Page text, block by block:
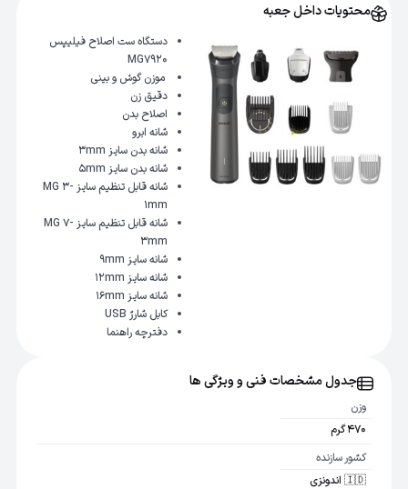
محتویات داخل جعبه
دستگاه ست اصلاح فیلیپس
MG7920
موزن گوش و بینی
دقیق زن
اصلاح بدن
شانه ابرو
شانه بدن سایز 3mm
شانه بدن سایز 5mm
شانه قابل تنظیم سایز MG 3-
1mm
شانه قابل تنظیم سایز MG 7-
3mm
شانه سایز 9mm
شانه سایز 12mm
شانه سایز 16mm
کابل شارژ USB
دفترچه راهنما
جدول مشخصات فنی و ویژگی ها
وزن
470 گرم
کشور سازنده
🇮🇩 اندونزی